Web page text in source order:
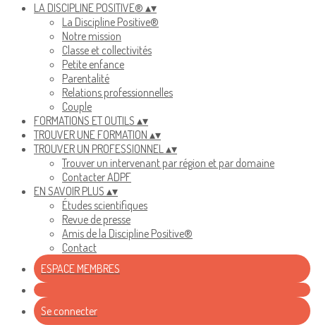
LA DISCIPLINE POSITIVE® ▴▾
La Discipline Positive®
Notre mission
Classe et collectivités
Petite enfance
Parentalité
Relations professionnelles
Couple
FORMATIONS ET OUTILS ▴▾
TROUVER UNE FORMATION ▴▾
TROUVER UN PROFESSIONNEL▴▾
Trouver un intervenant par région et par domaine
Contacter ADPF
EN SAVOIR PLUS ▴▾
Études scientifiques
Revue de presse
Amis de la Discipline Positive®
Contact
ESPACE MEMBRES
Se connecter